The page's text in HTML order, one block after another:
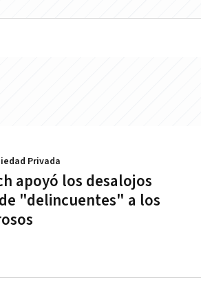
apoyó los desalojos
"delincuentes" a los
Privada